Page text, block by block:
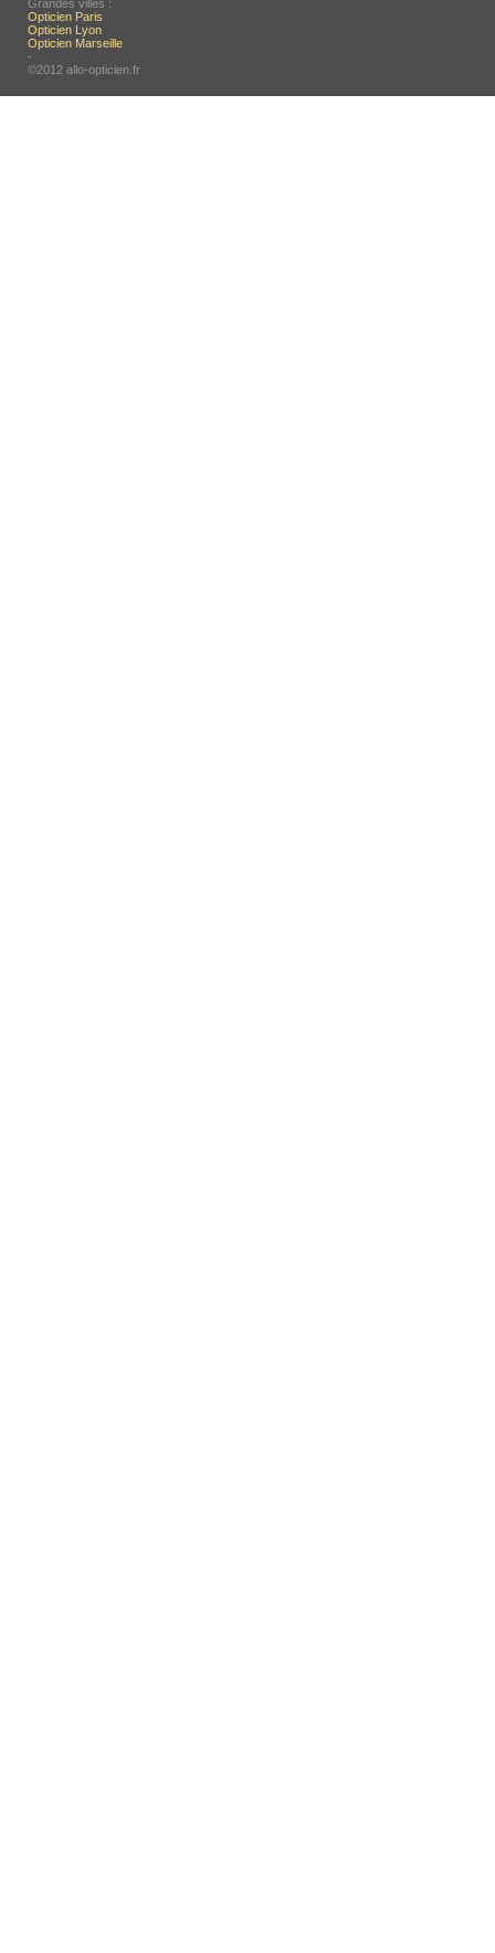
Grandes villes :
Opticien Paris
Opticien Lyon
Opticien Marseille
-
©2012 allo-opticien.fr